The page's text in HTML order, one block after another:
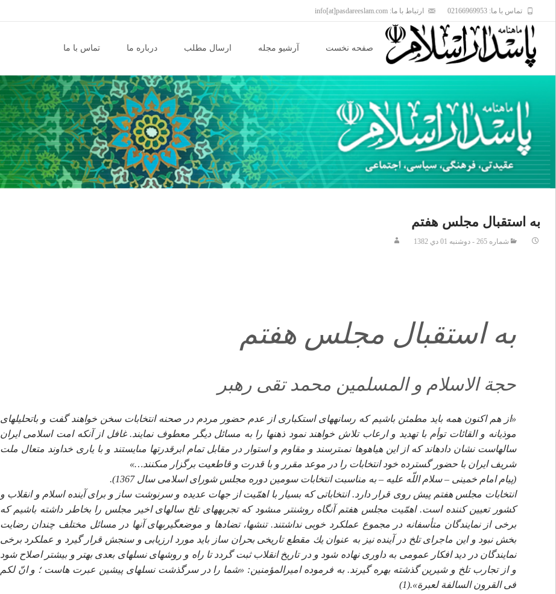
تماس با ما: 02166969953 ارتباط با ما: info[at]pasdareeslam.com
content
صفحه نخست آرشیو مجله ارسال مطلب درباره ما تماس با ما
به استقبال مجلس هفتم
شماره 265 - دوشنبه 01 دي 1382
به استقبال مجلس هفتم‏
حجة الاسلام و المسلمين محمد تقى رهبر
«از هم اكنون همه بايد مطمئن باشيم كه رسانه‏هاى استكبارى از عدم حضور مردم در صحنه انتخابات سخن خواهند گفت و باتحليل‏هاى
موذيانه و القائات توأم با تهديد و ارعاب تلاش خواهند نمود ذهن‏ها را به مسائل ديگر معطوف نمايند. غافل از آنكه امت اسلامى ايران
سال‏هاست نشان داده‏اند كه از اين هياهوها نمى‏ترسند و مقاوم و استوار در مقابل تمام ابرقدرتها مى‏ايستند و با يارى خداوند متعال ملت
شريف ايران با حضور گسترده خود انتخابات را در موعد مقرر و با قدرت و قاطعيت برگزار مى‏كنند…»
(پيام امام خمينى – سلام اللّه عليه – به مناسبت انتخابات سومين دوره مجلس شوراى اسلامى سال 1367).
انتخابات مجلس هفتم پيش روى قرار دارد. انتخاباتى كه بسيار با اهمّيت از جهات عديده و سرنوشت ساز و براى آينده اسلام و انقلاب و
كشور تعيين كننده است. اهمّيت مجلس هفتم آنگاه روشن‏تر مى‏شود كه تجربه‏هاى تلخ سالهاى اخير مجلس را بخاطر داشته باشيم كه
برخى از نمايندگان متأسفانه در مجموع عملكرد خوبى نداشتند. تنش‏ها، تضادها و موضعگيرى‏هاى آنها در مسائل مختلف چندان رضايت
بخش نبود و اين ماجراى تلخ در آينده نيز به عنوان يك مقطع تاريخى بحران ساز بايد مورد ارزيابى و سنجش قرار گيرد و عملكرد برخى
نمايندگان در ديد افكار عمومى به داورى نهاده شود و در تاريخ انقلاب ثبت گردد تا راه و روش‏هاى نسل‏هاى بعدى بهتر و بيشتر اصلاح شود
و از تجارب تلخ و شيرين گذشته بهره گيرند. به فرموده اميرالمؤمنين: «شما را در سرگذشت نسل‏هاى پيشين عبرت هاست ؛ و انّ لكم
فى القرون السالفة لعبرة».(1)